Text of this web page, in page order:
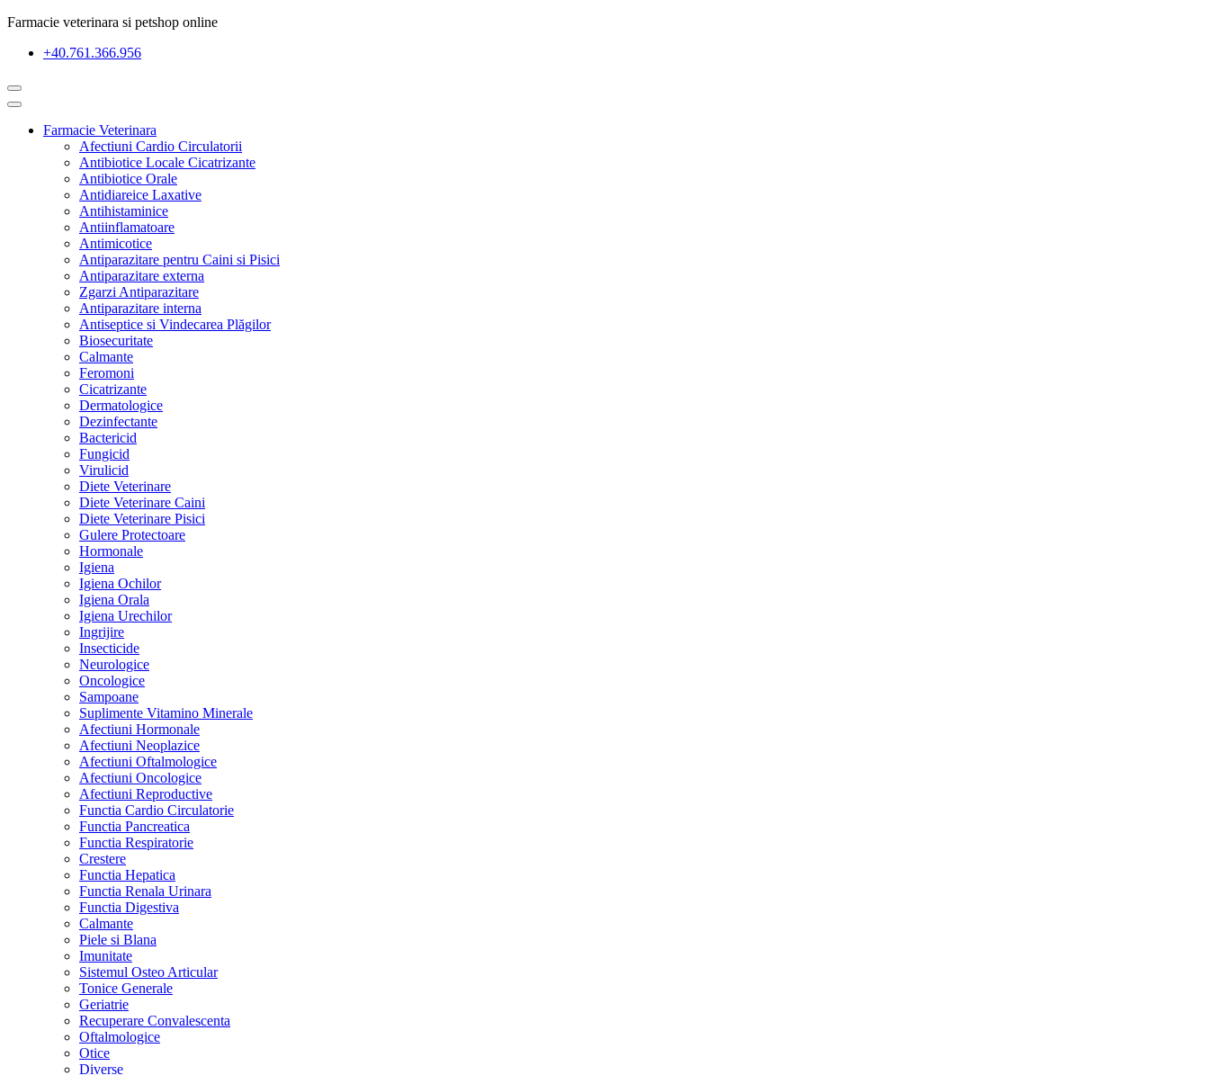
Farmacie veterinara si petshop online
+40.761.366.956
Farmacie Veterinara
Afectiuni Cardio Circulatorii
Antibiotice Locale Cicatrizante
Antibiotice Orale
Antidiareice Laxative
Antihistaminice
Antiinflamatoare
Antimicotice
Antiparazitare pentru Caini si Pisici
Antiparazitare externa
Zgarzi Antiparazitare
Antiparazitare interna
Antiseptice si Vindecarea Plăgilor
Biosecuritate
Calmante
Feromoni
Cicatrizante
Dermatologice
Dezinfectante
Bactericid
Fungicid
Virulicid
Diete Veterinare
Diete Veterinare Caini
Diete Veterinare Pisici
Gulere Protectoare
Hormonale
Igiena
Igiena Ochilor
Igiena Orala
Igiena Urechilor
Ingrijire
Insecticide
Neurologice
Oncologice
Sampoane
Suplimente Vitamino Minerale
Afectiuni Hormonale
Afectiuni Neoplazice
Afectiuni Oftalmologice
Afectiuni Oncologice
Afectiuni Reproductive
Functia Cardio Circulatorie
Functia Pancreatica
Functia Respiratorie
Crestere
Functia Hepatica
Functia Renala Urinara
Functia Digestiva
Calmante
Piele si Blana
Imunitate
Sistemul Osteo Articular
Tonice Generale
Geriatrie
Recuperare Convalescenta
Oftalmologice
Otice
Diverse